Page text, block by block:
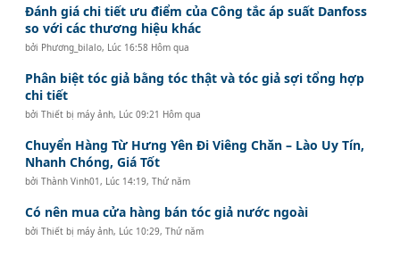
Đánh giá chi tiết ưu điểm của Công tắc áp suất Danfoss
so với các thương hiệu khác
bởi Phương_bilalo, Lúc 16:58 Hôm qua
Phân biệt tóc giả bằng tóc thật và tóc giả sợi tổng hợp
chi tiết
bởiThiết bị máy ảnh, Lúc 09:21 Hôm qua
Chuyển Hàng Từ Hưng Yên Đi Viêng Chăn – Lào Uy Tín,
Nhanh Chóng, Giá Tốt
bởiThành Vinh01, Lúc 14:19, Thứ năm
Có nên mua cửa hàng bán tóc giả nước ngoài
bởiThiết bị máy ảnh, Lúc 10:29, Thứ năm